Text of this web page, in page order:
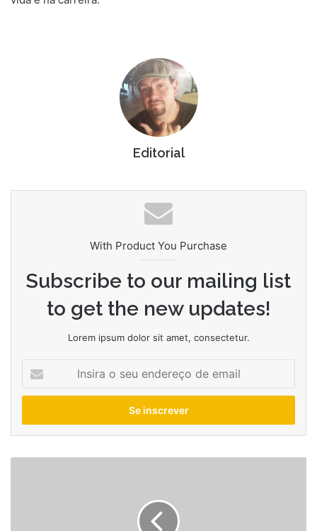
Editorial
With Product You Purchase
Subscribe to our mailing list
to get the new updates!
Lorem ipsum dolor sit amet, consectetur.
seu
de
email